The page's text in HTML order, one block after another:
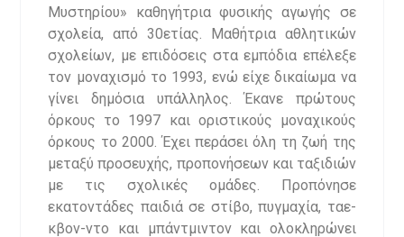
Μυστηρίου» καθηγήτρια φυσικής αγωγής σε
σχολεία, από 30ετίας. Μαθήτρια αθλητικών
σχολείων, με επιδόσεις στα εμπόδια επέλεξε
τον μοναχισμό το 1993, ενώ είχε δικαίωμα να
γίνει δημόσια υπάλληλος. Έκανε πρώτους
όρκους το 1997 και οριστικούς μοναχικούς
όρκους το 2000. Έχει περάσει όλη τη ζωή της
μεταξύ προσευχής, προπονήσεων και ταξιδιών
με τις σχολικές ομάδες. Προπόνησε
εκατοντάδες παιδιά σε στίβο, πυγμαχία, ταε-
κβον-ντο και μπάντμιντον και ολοκληρώνει